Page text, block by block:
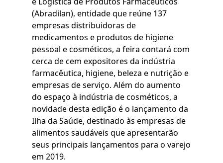
(Abradilan), entidade que reúne 137
empresas distribuidoras de
medicamentos e produtos de higiene
pessoal e cosméticos, a feira contará com
cerca de cem expositores da indústria
farmacêutica, higiene, beleza e nutrição e
empresas de serviço. Além do aumento
do espaço à indústria de cosméticos, a
novidade desta edição é o lançamento da
Ilha da Saúde, destinado às empresas de
alimentos saudáveis que apresentarão
seus principais lançamentos para o varejo
em 2019.